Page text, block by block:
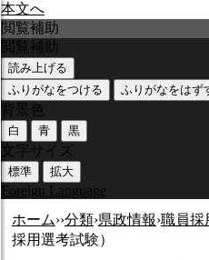
本文へ
閲覧補助
閲覧補助
読み上げる
ふりがなをつける
ふりがなをはず
背景色
白 青 黒
文字サイズ
標準 拡大
Foreign Language
ホーム››分類›県政情報›職員採
採用選考試験）